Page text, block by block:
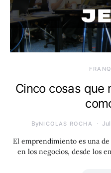
Cinco cosas que
ByNICOLAS ROCHA Jul
El emprendimiento es una
en los negocios, desde los